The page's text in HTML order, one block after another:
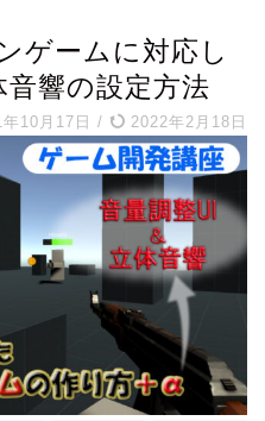
ゲームに対応し
響の設定方法
10月17日 / 2022年2月18日